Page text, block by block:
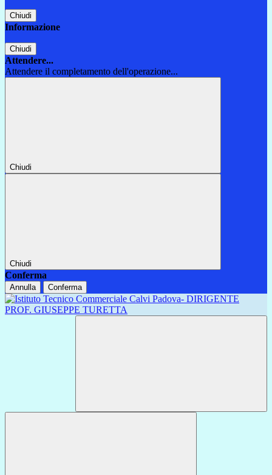
Chiudi
Informazione
Chiudi
Attendere...
Attendere il completamento dell'operazione...
Chiudi
Chiudi
Conferma
Annulla Conferma